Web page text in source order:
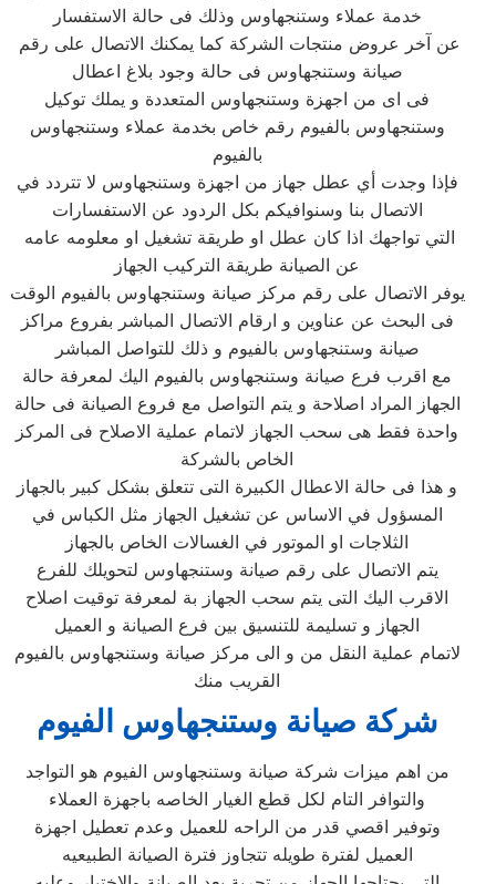
خدمة عملاء وستنجهاوس وذلك فى حالة الاستفسار
صيانة وستنجهاوس فى حالة وجود بلاغ اعطال
فى اى من اجهزة وستنجهاوس المتعددة و يملك توكيل
وستنجهاوس بالفيوم رقم خاص بخدمة عملاء وستنجهاوس
بالفيوم
فإذا وجدت أي عطل جهاز من اجهزة وستنجهاوس لا تتردد في
الاتصال بنا وسنوافيكم بكل الردود عن الاستفسارات
عن الصيانة طريقة التركيب الجهاز
يوفر الاتصال على رقم مركز صيانة وستنجهاوس بالفيوم الوقت
فى البحث عن عناوين و ارقام الاتصال المباشر بفروع مراكز
صيانة وستنجهاوس بالفيوم و ذلك للتواصل المباشر
مع اقرب فرع صيانة وستنجهاوس بالفيوم اليك لمعرفة حالة
الجهاز المراد اصلاحة و يتم التواصل مع فروع الصيانة فى حالة
واحدة فقط هى سحب الجهاز لاتمام عملية الاصلاح فى المركز
الخاص بالشركة
و هذا فى حالة الاعطال الكبيرة التى تتعلق بشكل كبير بالجهاز
المسؤول في الاساس عن تشغيل الجهاز مثل الكباس في
الثلاجات او الموتور في الغسالات الخاص بالجهاز
يتم الاتصال على رقم صيانة وستنجهاوس لتحويلك للفرع
الاقرب اليك التى يتم سحب الجهاز بة لمعرفة توقيت اصلاح
الجهاز و تسليمة للتنسيق بين فرع الصيانة و العميل
لاتمام عملية النقل من و الى مركز صيانة وستنجهاوس بالفيوم
القريب منك
شركة صيانة وستنجهاوس الفيوم
من اهم ميزات شركة صيانة وستنجهاوس الفيوم هو التواجد
والتوافر التام لكل قطع الغيار الخاصه باجهزة العملاء
وتوفير اقصي قدر من الراحه للعميل وعدم تعطيل اجهزة
العميل لفترة طويله تتجاوز فترة الصيانة الطبيعيه